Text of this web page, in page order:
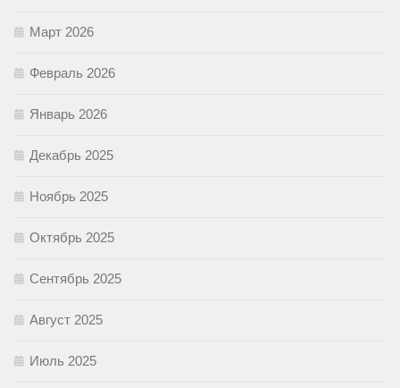
Март 2026
Февраль 2026
Январь 2026
Декабрь 2025
Ноябрь 2025
Октябрь 2025
Сентябрь 2025
Август 2025
Июль 2025